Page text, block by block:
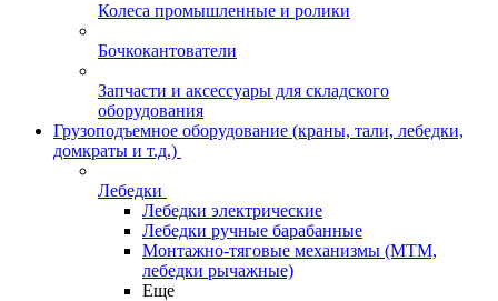
Колеса промышленные и ролики
Бочкокантователи
Запчасти и аксессуары для складского
оборудования
Грузоподъемное оборудование (краны, тали, лебедки,
домкраты и т.д.)
Лебедки
Лебедки электрические
Лебедки ручные барабанные
Монтажно-тяговые механизмы (МТМ,
лебедки рычажные)
Еще